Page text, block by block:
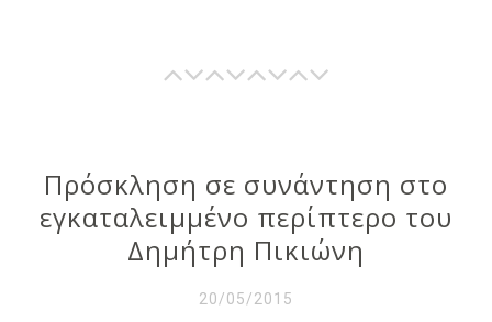
Πρόσκληση σε συνάντηση στο
εγκαταλειμμένο περίπτερο του
Δημήτρη Πικιώνη
20/05/2015